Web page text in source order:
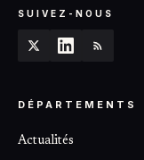
SUIVEZ-NOUS
DÉPARTEMENTS
Actualités